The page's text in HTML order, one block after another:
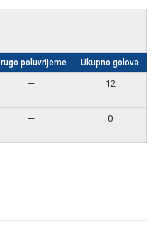
poluvrijeme Ukupno golova
— 12
— 0